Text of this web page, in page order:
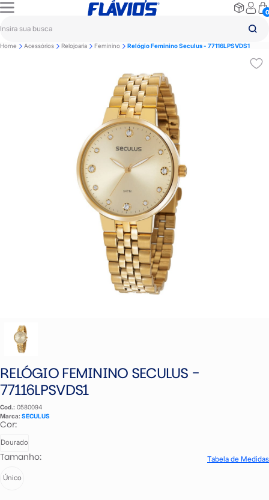
0
Home Acessórios Relojoaria Feminino Relógio Feminino Seculus - 77116LPSVDS1
RELÓGIO FEMININO SECULUS -
77116LPSVDS1
Cod.: 0580094
Marca: SECULUS
Cor:
Dourado
Tamanho: Tabela de Medidas
Único